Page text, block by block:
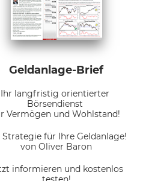
Geldanlage-Brief
Ihr langfristig orientierter
Börsendienst
Vermögen und Wohlstand!
Strategie für Ihre Geldanlage!
von Oliver Baron
informieren und kostenlos